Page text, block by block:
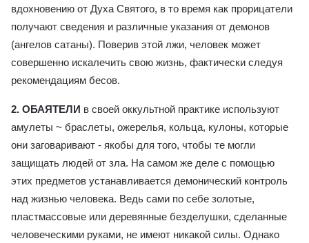
вдохновению от Духа Святого, в то время как прорицатели
получают сведения и различные указания от демонов
(ангелов сатаны). Поверив этой лжи, человек может
совершенно искалечить свою жизнь, фактически следуя
рекомендациям бесов.
2. ОБАЯТЕЛИ в своей оккультной практике используют
амулеты ~ браслеты, ожерелья, кольца, кулоны, которые
они заговаривают - якобы для того, чтобы те могли
защищать людей от зла. На самом же деле с помощью
этих предметов устанавливается демонический контроль
над жизнью человека. Ведь сами по себе золотые,
пластмассовые или деревянные безделушки, сделанные
человеческими руками, не имеют никакой силы. Однако